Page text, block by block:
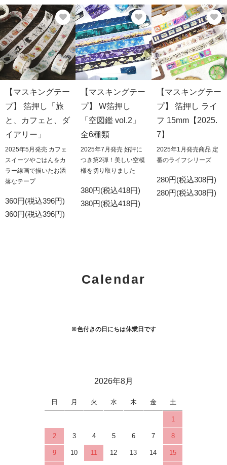
【マスキングテー
プ】 箔押し「旅
と、カフェと、ダ
イアリー」
2025年5月発売 カフェ
スイーツやごはんをカ
ラー線画で描いたお洒
落なテープ
360円(税込396円)
360円(税込396円)
【マスキングテー
プ】 W箔押し
「空図鑑 vol.2」
全6種類
2025年7月発売 好評に
つき第2弾！美しい空模
様を切り取りました
380円(税込418円)
380円(税込418円)
【マスキングテー
プ】 箔押し ライ
フ 15mm【2025.
7】
2025年1月発売商品 定
番のライフシリーズ
280円(税込308円)
280円(税込308円)
Calendar
※色付きの日にちは休業日です
2026年8月
日 月 火 水 木 金 土
1
2 3 4 5 6 7 8
9 10 11 12 13 14 15